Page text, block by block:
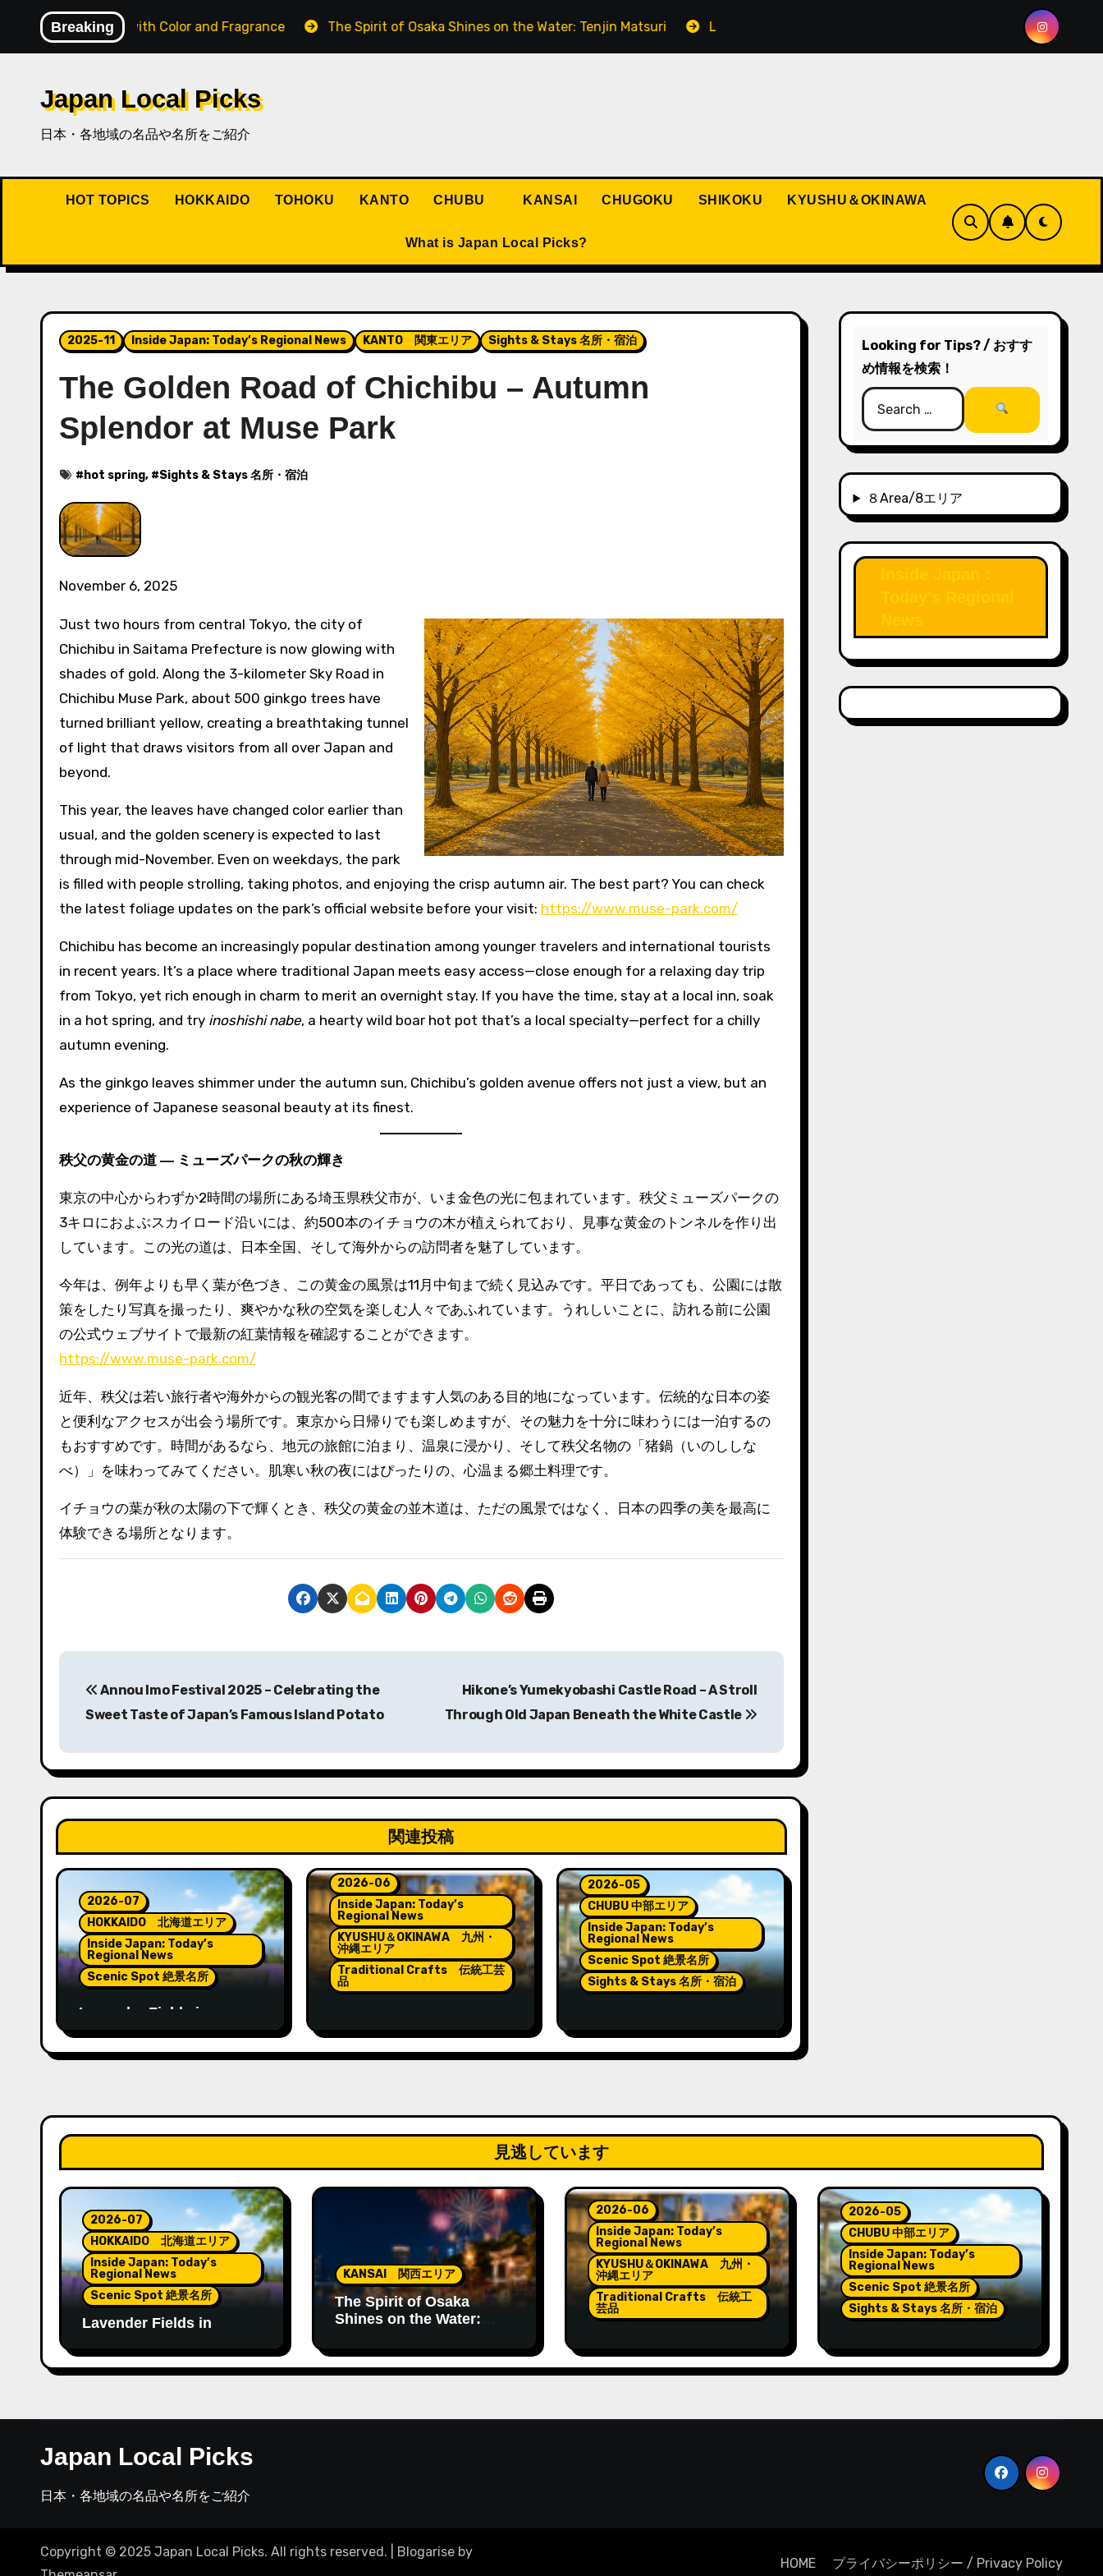
を
Breaking
Filled with Color and Fragrance The Spirit of Osaka Shines on the Water: Tenjin Matsuri Lanterns Lighting the Spirit of Hakata Gion Yamakasa Pokémon
Japan Local Picks
日本・各地域の名品や名所をご紹介
HOT TOPICS HOKKAIDO TOHOKU KANTO CHUBU KANSAI CHUGOKU SHIKOKU KYUSHU＆OKINAWA
What is Japan Local Picks?
2025-11 Inside Japan: Today’s Regional News KANTO 関東エリア Sights & Stays 名所・宿泊
The Golden Road of Chichibu – Autumn
Splendor at Muse Park
# hot spring, #Sights & Stays 名所・宿泊
November 6, 2025
Just two hours from central Tokyo, the city of
Chichibu in Saitama Prefecture is now glowing with
shades of gold. Along the 3-kilometer Sky Road in
Chichibu Muse Park, about 500 ginkgo trees have
turned brilliant yellow, creating a breathtaking tunnel
of light that draws visitors from all over Japan and
beyond.
This year, the leaves have changed color earlier than
usual, and the golden scenery is expected to last
through mid-November. Even on weekdays, the park
is filled with people strolling, taking photos, and enjoying the crisp autumn air. The best part? You can check
the latest foliage updates on the park’s official website before your visit: https://www.muse-park.com/
Chichibu has become an increasingly popular destination among younger travelers and international tourists
in recent years. It’s a place where traditional Japan meets easy access—close enough for a relaxing day trip
from Tokyo, yet rich enough in charm to merit an overnight stay. If you have the time, stay at a local inn, soak
in a hot spring, and try inoshishi nabe, a hearty wild boar hot pot that’s a local specialty—perfect for a chilly
autumn evening.
As the ginkgo leaves shimmer under the autumn sun, Chichibu’s golden avenue offers not just a view, but an
experience of Japanese seasonal beauty at its finest.
秩父の黄金の道 ― ミューズパークの秋の輝き
東京の中心からわずか2時間の場所にある埼玉県秩父市が、いま金色の光に包まれています。秩父ミューズパークの
3キロにおよぶスカイロード沿いには、約500本のイチョウの木が植えられており、見事な黄金のトンネルを作り出
しています。この光の道は、日本全国、そして海外からの訪問者を魅了しています。
今年は、例年よりも早く葉が色づき、この黄金の風景は11月中旬まで続く見込みです。平日であっても、公園には散
策をしたり写真を撮ったり、爽やかな秋の空気を楽しむ人々であふれています。うれしいことに、訪れる前に公園
の公式ウェブサイトで最新の紅葉情報を確認することができます。
https://www.muse-park.com/
近年、秩父は若い旅行者や海外からの観光客の間でますます人気のある目的地になっています。伝統的な日本の姿
と便利なアクセスが出会う場所です。東京から日帰りでも楽しめますが、その魅力を十分に味わうには一泊するの
もおすすめです。時間があるなら、地元の旅館に泊まり、温泉に浸かり、そして秩父名物の「猪鍋（いのししな
べ）」を味わってみてください。肌寒い秋の夜にはぴったりの、心温まる郷土料理です。
イチョウの葉が秋の太陽の下で輝くとき、秩父の黄金の並木道は、ただの風景ではなく、日本の四季の美を最高に
体験できる場所となります。
ビ
ゲ
ー
シ
ョ
ン
Annou Imo Festival 2025 – Celebrating the
Sweet Taste of Japan’s Famous Island Potato
Hikone’s Yumekyobashi Castle Road – A Stroll
Through Old Japan Beneath the White Castle
関連投稿
2026-07
HOKKAIDO 北海道エリア
Inside Japan: Today’s
Regional News
Scenic Spot 絶景名所
Lavender Fields in
Hokkaido: A Summer
Color and Fragrance
2026-06
Inside Japan: Today’s
Regional News
KYUSHU＆OKINAWA 九州・
沖縄エリア
Traditional Crafts 伝統工芸
品
Spirit of Hakata Gion
Yamakasa
2026-05
CHUBU 中部エリア
Inside Japan: Today’s
Regional News
Scenic Spot 絶景名所
Sights & Stays 名所・宿泊
at Wakura Onsen’s New
Footbath
Looking for Tips? / おすす
め情報を検索！
８Area/8エリア
見逃しています
2026-07
HOKKAIDO 北海道エリア
Inside Japan: Today’s
Regional News
Scenic Spot 絶景名所
Lavender Fields in
Landscape Filled with
Color and Fragrance
KANSAI 関西エリア
The Spirit of Osaka
Shines on the Water:
2026-06
Inside Japan: Today’s
Regional News
KYUSHU＆OKINAWA 九州・
沖縄エリア
Traditional Crafts 伝統工
芸品
Spirit of Hakata Gion
Yamakasa
2026-05
CHUBU 中部エリア
Inside Japan: Today’s
Regional News
Scenic Spot 絶景名所
Sights & Stays 名所・宿泊
at Wakura Onsen’s New
Footbath
Japan Local Picks
日本・各地域の名品や名所をご紹介
Copyright © 2025 Japan Local Picks. All rights reserved. Blogarise by
HOME プライバシーポリシー / Privacy Policy